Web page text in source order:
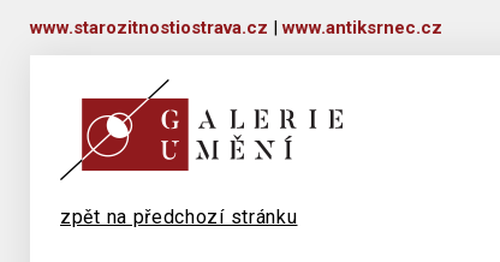
www.starozitnostiostrava.cz |www.antiksrnec.cz
zpět na předchozí stránku